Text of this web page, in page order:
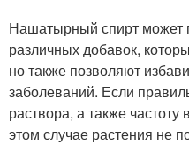
Нашатырный спирт может
различных добавок,
но также позволяют
заболеваний. Если
раствора, а также частоту
этом случае растения не